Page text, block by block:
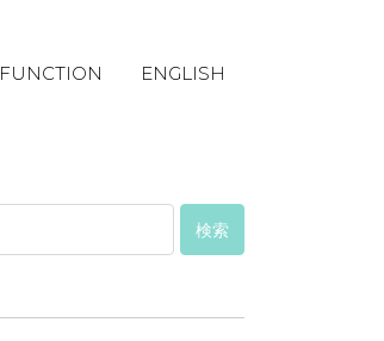
FUNCTION ENGLISH